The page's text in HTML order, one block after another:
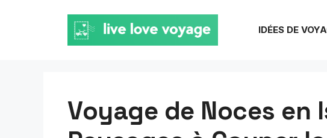
IDÉES DE
Voyage de Noces en